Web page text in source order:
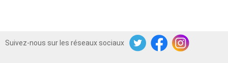
Suivez-nous sur les réseaux sociaux
TwitterFacebookInstagram